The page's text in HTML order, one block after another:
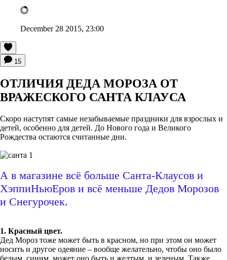
December 28 2015, 23:00
15
ОТЛИЧИЯ ДЕДА МОРОЗА ОТ
ВРАЖЕСКОГО САНТА КЛАУСА
Скоро наступят самые незабываемые праздники для взрослых и
детей, особенно для детей. До Нового года и Великого
Рождества остаются считанные дни.
А в магазине всё больше Санта-Клаусов и
ХэппиНьюЕров и всё меньше Дедов Морозов
и Снегурочек.
1. Красный цвет.
Дед Мороз тоже может быть в красном, но при этом он может
носить и другое одеяние – вообще желательно, чтобы оно было
белым, синим, может оно быть и желтым, и зеленым. Также